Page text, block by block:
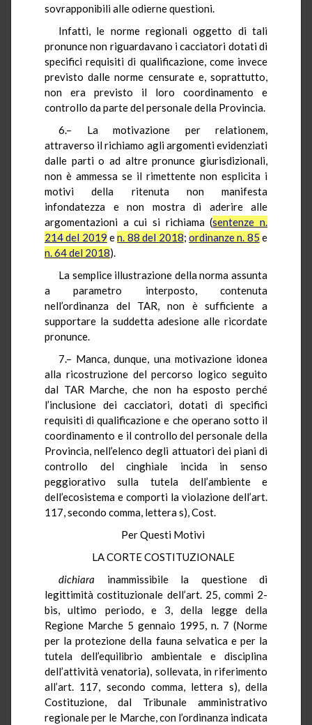
sovrapponibili alle odierne questioni.
Infatti, le norme regionali oggetto di tali
pronunce non riguardavano i cacciatori dotati di
specifici requisiti di qualificazione, come invece
previsto dalle norme censurate e, soprattutto,
non era previsto il loro coordinamento e
controllo da parte del personale della Provincia.
6.– La motivazione per relationem,
attraverso il richiamo agli argomenti evidenziati
dalle parti o ad altre pronunce giurisdizionali,
non è ammessa se il rimettente non esplicita i
motivi della ritenuta non manifesta
infondatezza e non mostra di aderire alle
argomentazioni a cui si richiama (sentenze n.
214 del 2019 en. 88 del 2018; ordinanze n. 85 e
n. 64 del 2018).
La semplice illustrazione della norma assunta
a parametro interposto, contenuta
nell’ordinanza del TAR, non è sufficiente a
supportare la suddetta adesione alle ricordate
pronunce.
7.– Manca, dunque, una motivazione idonea
alla ricostruzione del percorso logico seguito
dal TAR Marche, che non ha esposto perché
l’inclusione dei cacciatori, dotati di specifici
requisiti di qualificazione e che operano sotto il
coordinamento e il controllo del personale della
Provincia, nell’elenco degli attuatori dei piani di
controllo del cinghiale incida in senso
peggiorativo sulla tutela dell’ambiente e
dell’ecosistema e comporti la violazione dell’art.
117, secondo comma, lettera s), Cost.
Per Questi Motivi
LA CORTE COSTITUZIONALE
dichiara inammissibile la questione di
legittimità costituzionale dell’art. 25, commi 2-
bis, ultimo periodo, e 3, della legge della
Regione Marche 5 gennaio 1995, n. 7 (Norme
per la protezione della fauna selvatica e per la
tutela dell’equilibrio ambientale e disciplina
dell’attività venatoria), sollevata, in riferimento
all’art. 117, secondo comma, lettera s), della
Costituzione, dal Tribunale amministrativo
regionale per le Marche, con l’ordinanza indicata